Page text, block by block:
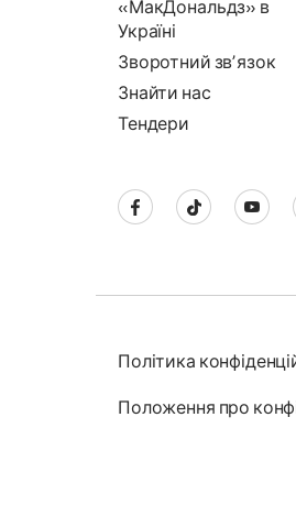
«МакДональдз» в
Україні
Зворотний звʼязок
Знайти нас
Тендери
Політика
Положення про